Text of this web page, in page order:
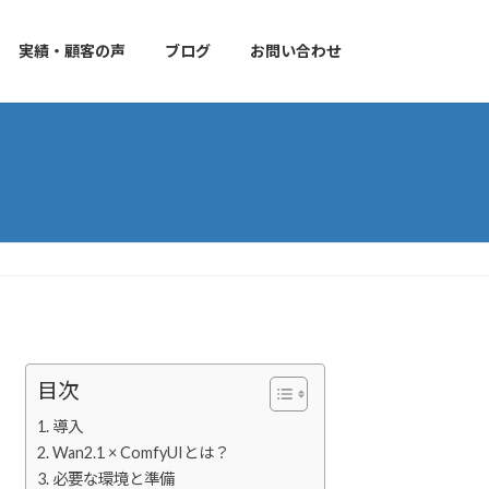
実績・顧客の声 ブログ お問い合わせ
目次
1. 導入
2. Wan2.1 × ComfyUIとは？
3. 必要な環境と準備